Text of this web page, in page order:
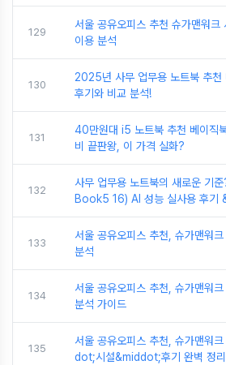
129
서울 공유오피스 추천 슈가맨워크
이용 분석
130
2025년 사무 업무용 노트북 추
후기와 비교 분석!
131
40만원대 i5 노트북 추천 베이직
비 끝판왕, 이 가격 실화?
132
사무 업무용 노트북의 새로운 기
Book5 16) AI 성능 실사용 후기
133
서울 공유오피스 추천, 슈가맨워
분석
134
서울 공유오피스 추천, 슈가맨워
분석 가이드
135
서울 공유오피스 추천, 슈가맨워
dot;시설&middot;후기 완벽 정리